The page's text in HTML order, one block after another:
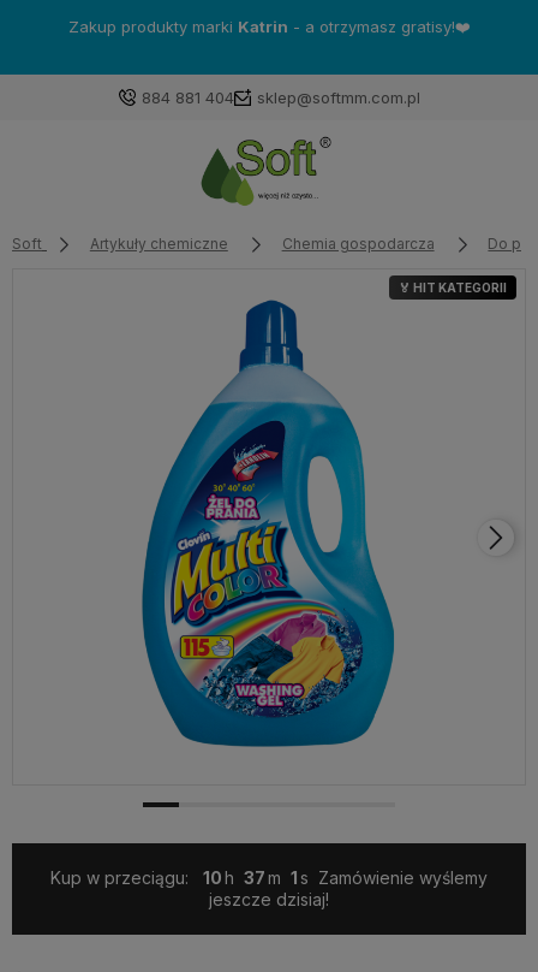
Zakup produkty marki Katrin - a otrzymasz gratisy!❤️
884 881 404 sklep@softmm.com.pl
Soft Artykuły chemiczne Chemia gospodarcza Do
🏅 HIT KATEGORII
Kup w przeciągu: 10 37 1
Zamówienie wyślemy
jeszcze dzisiaj!